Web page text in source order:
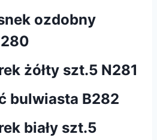
ozdobny
żółty szt.5 N281
bulwiasta B282
biały szt.5